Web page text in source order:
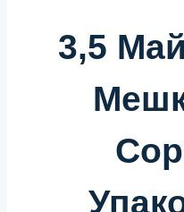
3,5